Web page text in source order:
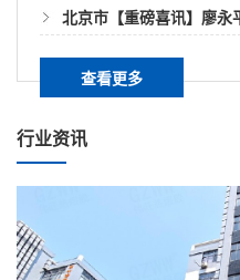
莅临我司参观指导​
北京市【重磅喜讯】廖永
查看更多
行业资讯
密封纸箱最快的方式是
封箱胶密封，简单介绍
熔胶可以在一定温度范
温度而转变液态，但化
其熔化。熔化之后就会
我们知道的热熔胶棒、
常见颜色白色、白透、
们均可以使用于不同行
单单只是满足用户对颜
外观品相也有一定影响
北京市快递袋遇水不开胶